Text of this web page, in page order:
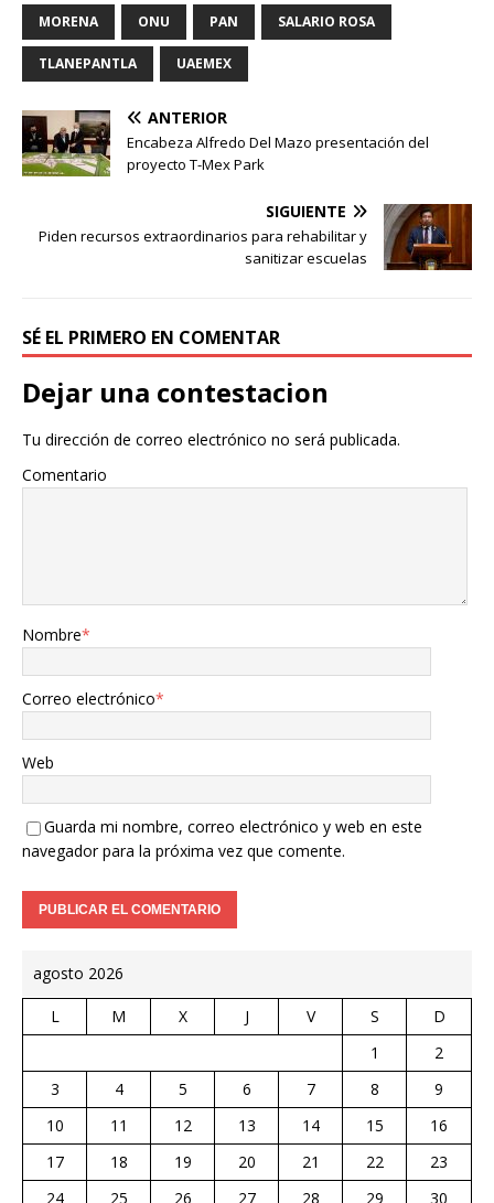
MORENA ONU PAN SALARIO ROSA
TLANEPANTLA UAEMEX
ANTERIOR
Encabeza Alfredo Del Mazo presentación del
proyecto T-Mex Park
SIGUIENTE
Piden recursos extraordinarios para rehabilitar y
sanitizar escuelas
SÉ EL PRIMERO EN COMENTAR
Dejar una contestacion
Tu dirección de correo electrónico no será publicada.
Comentario
Nombre*
Correo electrónico*
Web
Guarda mi nombre, correo electrónico y web en este
navegador para la próxima vez que comente.
agosto 2026
L M X J V S
D
1
2
3
4 5 6 7 8
9
10
11 12 13 14 15
16
17
18 19 20 21 22
23
24
25 26 27 28 29 30